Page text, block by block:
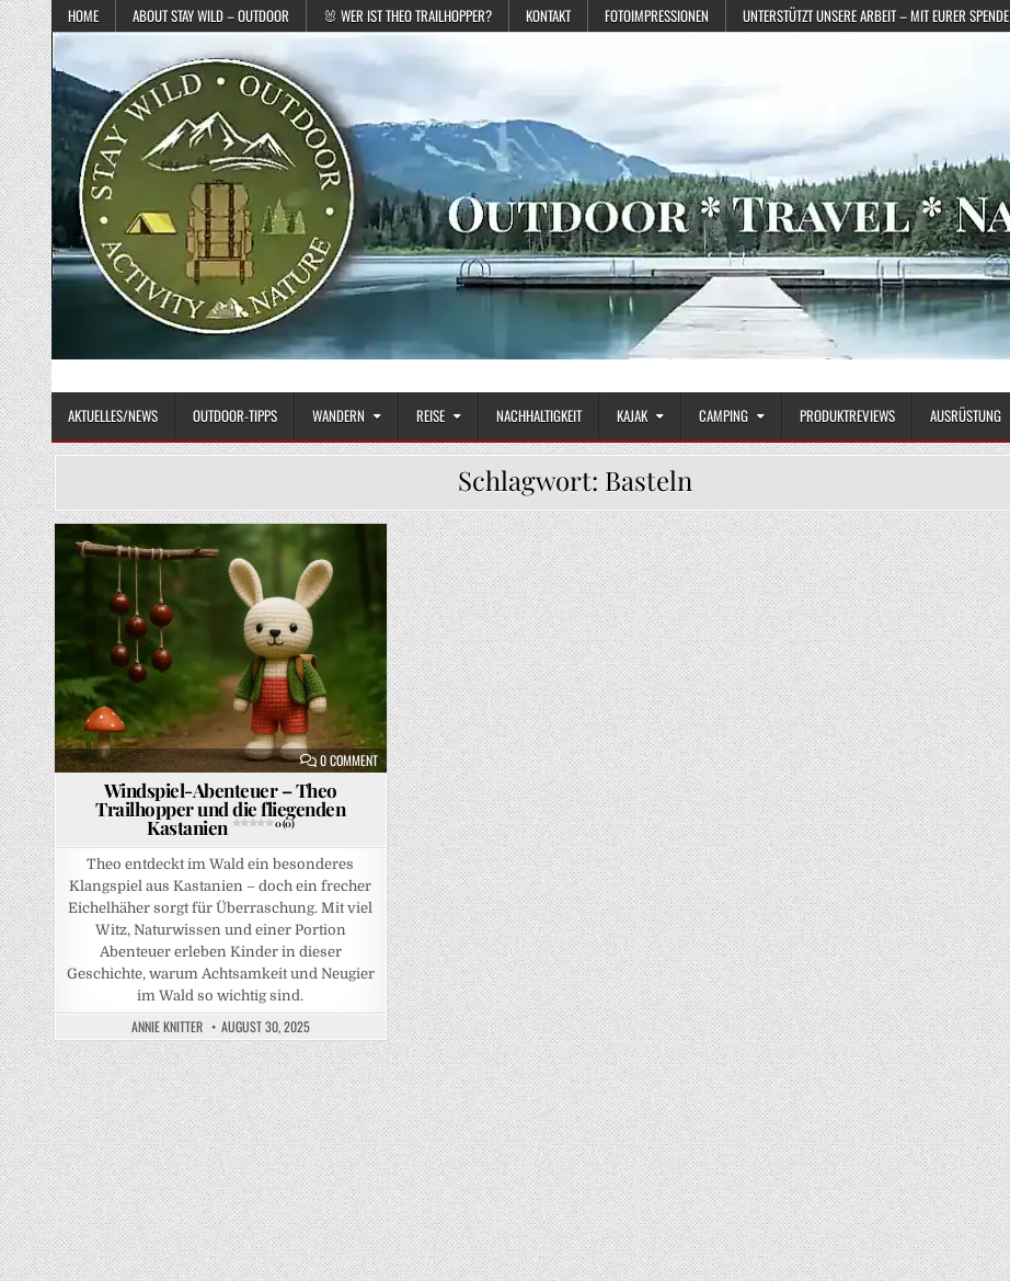
Skip to content
HOME ABOUT STAY WILD – OUTDOOR 🐰 WER IST THEO TRAILHOPPER? KONTAKT FOTOIMPRESSIONEN UNTERSTÜTZT UNSERE ARBEIT – MIT EURER SPENDE
STAY WILD – OUTDOOR
AKTUELLES/NEWS OUTDOOR-TIPPS WANDERN REISE NACHHALTIGKEIT KAJAK CAMPING PRODUKTREVIEWS AUSRÜSTUNG
Schlagwort: Basteln
0 COMMENTON WINDSPIEL-ABENTEUER – THEO TRAILHOPPER UND DIE FLIEGENDEN KASTANIEN 0 (0)
Posted in
Windspiel-Abenteuer – Theo
Trailhopper und die fliegenden
Kastanien 0 (0)
Theo entdeckt im Wald ein besonderes
Klangspiel aus Kastanien – doch ein frecher
Eichelhäher sorgt für Überraschung. Mit viel
Witz, Naturwissen und einer Portion
Abenteuer erleben Kinder in dieser
Geschichte, warum Achtsamkeit und Neugier
im Wald so wichtig sind.
ANNIE KNITTER AUGUST 30, 2025